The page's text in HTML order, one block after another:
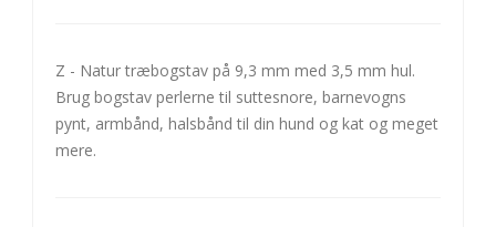
Z - Natur træbogstav på 9,3 mm med 3,5 mm hul.
Brug bogstav perlerne til suttesnore, barnevogns
pynt, armbånd, halsbånd til din hund og kat og meget
mere.